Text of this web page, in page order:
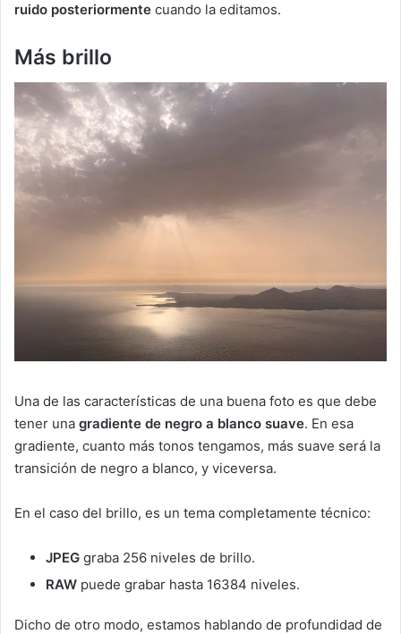
ruido posteriormente cuando la editamos.
Más brillo
Una de las características de una buena foto es que debe
tener una gradiente de negro a blanco suave. En esa
gradiente, cuanto más tonos tengamos, más suave será la
transición de negro a blanco, y viceversa.
En el caso del brillo, es un tema completamente técnico:
JPEG graba 256 niveles de brillo.
RAW puede grabar hasta 16384 niveles.
Dicho de otro modo, estamos hablando de profundidad de